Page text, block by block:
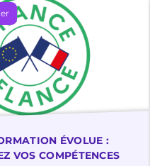
ÉVOLUE :
VOS COMPÉTENCES